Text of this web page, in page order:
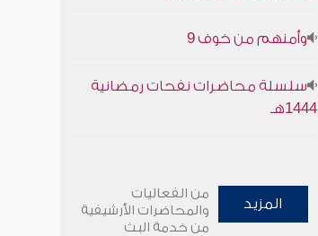
وأمنهم من خوف 9
سلسلة محاضرات نفحات رمضانية
1444هـ
المزيد
من الفعاليات
والمحاضرات الأرشيفية
من خدمة البث